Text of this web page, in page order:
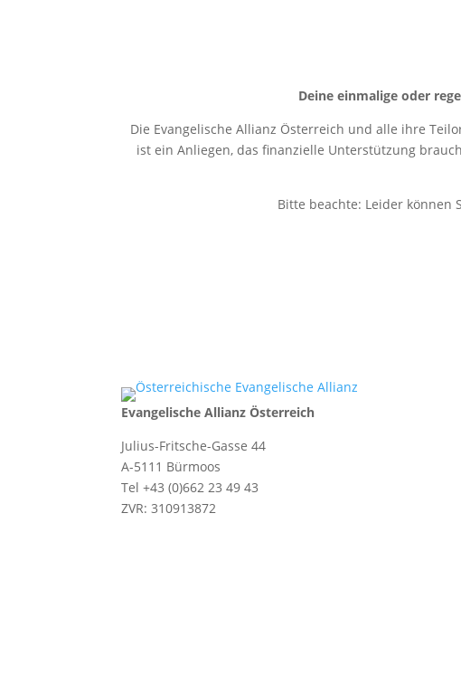
Deine einmalige oder
Die Evangelische Allianz Österreich und alle ihre
ist ein Anliegen, das finanzielle Unterstützung
Bitte beachte: Leider können
Evangelische Allianz Österreich
Julius-Fritsche-Gasse 44
A-5111 Bürmoos
Tel +43 (0)662 23 49 43
ZVR: 310913872